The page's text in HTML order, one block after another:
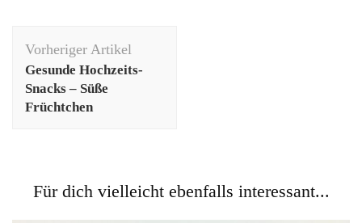
Vorheriger Artikel
Gesunde Hochzeits-
Snacks – Süße
Früchtchen
Für dich vielleicht ebenfalls interessant...